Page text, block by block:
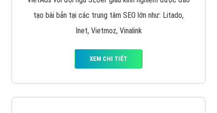
tạo bài bản tại các trung tâm SEO lớn như: Litado,
Inet, Vietmoz, Vinalink
XEM CHI TIẾT